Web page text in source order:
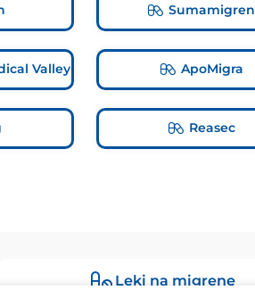
Sumamigren
Valley ApoMigra
Reasec
Leki na migrenę